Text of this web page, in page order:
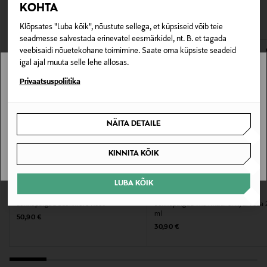
KOHTA
Klõpsates "Luba kõik", nõustute sellega, et küpsiseid võib teie
seadmesse salvestada erinevatel eesmärkidel, nt. B. et tagada
veebisaidi nõuetekohane toimimine. Saate oma küpsiste seadeid
igal ajal muuta selle lehe allosas.
Privaatsuspoliitika
NÄITA DETAILE
KINNITA KÕIK
LUBA KÕIK
172955023
Värv
NOCOL
65988
Scandinavian Cosmetics AB
pakendis kosmeetika- ja loodustooted peavad olema
E-POE TAGASTUSED
VAATASID KA
Lõhnapulgad Cashmere Rose
Original Price
50,90 €
Lõhnapulgad The Ritual of Ayurveda
ml
Original Price
30,90 €
Stockmann pole Sinu riigis saadaval.
SAAN ARU